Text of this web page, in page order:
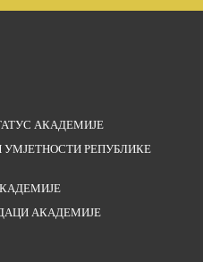
АКАДЕМИЈЕ
РЕПУБЛИКЕ
АКАДЕМИЈЕ